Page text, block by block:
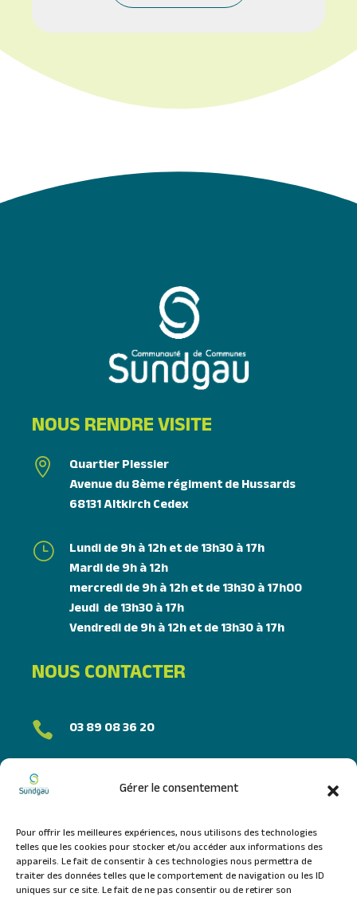
Gérer le consentement
Pour offrir les meilleures expériences, nous utilisons des technologies
telles que les cookies pour stocker et/ou accéder aux informations des
appareils. Le fait de consentir à ces technologies nous permettra de
traiter des données telles que le comportement de navigation ou les ID
uniques sur ce site. Le fait de ne pas consentir ou de retirer son
NOUS RENDRE VISITE

Quartier Plessier
Avenue du 8ème régiment de Hussards
68131 Altkirch Cedex
}
Lundi de 9h à 12h et de 13h30 à 17h
Mardi de 9h à 12h
mercredi de 9h à 12h et de 13h30 à 17h00
Jeudi de 13h30 à 17h
Vendredi de 9h à 12h et de 13h30 à 17h
NOUS CONTACTER
 03 89 08 36 20
FORMULAIRE DE CONTACT
NOUS SUIVRE